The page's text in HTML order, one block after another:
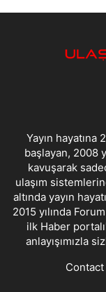
Yayın
başlayan, 2008
kavuşarak
ulaşım
altında yayın
2015 yılında
ilk Haber
anlayışımızla
Contact